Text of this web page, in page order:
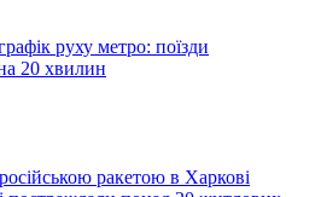
руху метро: поїзди
20 хвилин
ракетою в Харкові